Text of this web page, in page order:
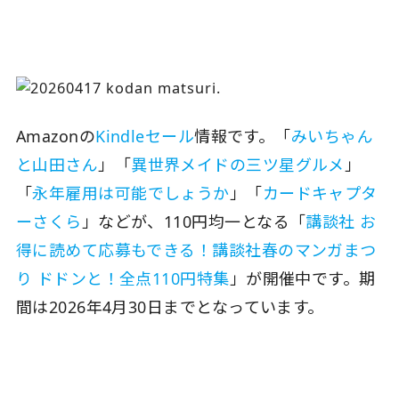
AmazonのKindleセール情報です。「みいちゃん
と山田さん」「異世界メイドの三ツ星グルメ」
「永年雇用は可能でしょうか」「カードキャプタ
ーさくら」などが、110円均一となる「講談社 お
得に読めて応募もできる！講談社春のマンガまつ
り ドドンと！全点110円特集」が開催中です。期
間は2026年4月30日までとなっています。